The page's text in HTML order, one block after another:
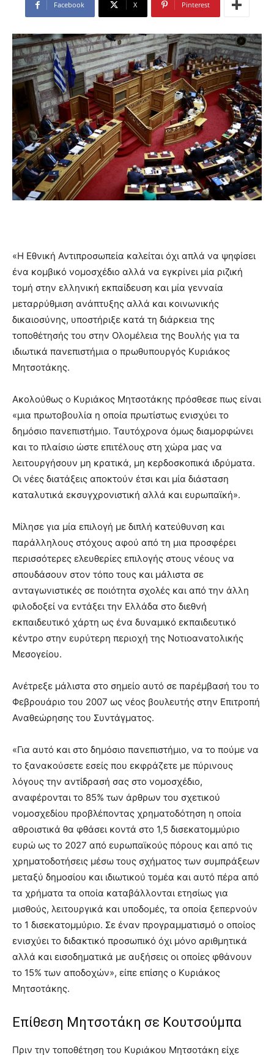
Facebook X Pinterest
«Η Εθνική Αντιπροσωπεία καλείται όχι απλά να ψηφίσει
ένα κομβικό νομοσχέδιο αλλά να εγκρίνει μία ριζική
τομή στην ελληνική εκπαίδευση και μία γενναία
μεταρρύθμιση ανάπτυξης αλλά και κοινωνικής
δικαιοσύνης, υποστήριξε κατά τη διάρκεια της
τοποθέτησής του στην Ολομέλεια της Βουλής για τα
ιδιωτικά πανεπιστήμια ο πρωθυπουργός Κυριάκος
Μητσοτάκης.
Ακολούθως ο Κυριάκος Μητσοτάκης πρόσθεσε πως είναι
«μια πρωτοβουλία η οποία πρωτίστως ενισχύει το
δημόσιο πανεπιστήμιο. Ταυτόχρονα όμως διαμορφώνει
και το πλαίσιο ώστε επιτέλους στη χώρα μας να
λειτουργήσουν μη κρατικά, μη κερδοσκοπικά ιδρύματα.
Οι νέες διατάξεις αποκτούν έτσι και μία διάσταση
καταλυτικά εκσυγχρονιστική αλλά και ευρωπαϊκή».
Μίλησε για μία επιλογή με διπλή κατεύθυνση και
παράλληλους στόχους αφού από τη μια προσφέρει
περισσότερες ελευθερίες επιλογής στους νέους να
σπουδάσουν στον τόπο τους και μάλιστα σε
ανταγωνιστικές σε ποιότητα σχολές και από την άλλη
φιλοδοξεί να εντάξει την Ελλάδα στο διεθνή
εκπαιδευτικό χάρτη ως ένα δυναμικό εκπαιδευτικό
κέντρο στην ευρύτερη περιοχή της Νοτιοανατολικής
Μεσογείου.
Ανέτρεξε μάλιστα στο σημείο αυτό σε παρέμβασή του το
Φεβρουάριο του 2007 ως νέος βουλευτής στην Επιτροπή
Αναθεώρησης του Συντάγματος.
«Για αυτό και στο δημόσιο πανεπιστήμιο, να το πούμε να
το ξανακούσετε εσείς που εκφράζετε με πύρινους
λόγους την αντίδρασή σας στο νομοσχέδιο,
αναφέρονται το 85% των άρθρων του σχετικού
νομοσχεδίου προβλέποντας χρηματοδότηση η οποία
αθροιστικά θα φθάσει κοντά στο 1,5 δισεκατομμύριο
ευρώ ως το 2027 από ευρωπαϊκούς πόρους και από τις
χρηματοδοτήσεις μέσω τους σχήματος των συμπράξεων
μεταξύ δημοσίου και ιδιωτικού τομέα και αυτό πέρα από
τα χρήματα τα οποία καταβάλλονται ετησίως για
μισθούς, λειτουργικά και υποδομές, τα οποία ξεπερνούν
το 1 δισεκατομμύριο. Σε έναν προγραμματισμό ο οποίος
ενισχύει το διδακτικό προσωπικό όχι μόνο αριθμητικά
αλλά και εισοδηματικά με αυξήσεις οι οποίες φθάνουν
το 15% των αποδοχών», είπε επίσης ο Κυριάκος
Μητσοτάκης.
Επίθεση Μητσοτάκη σε Κουτσούμπα
Πριν την τοποθέτηση του Κυριάκου Μητσοτάκη είχε